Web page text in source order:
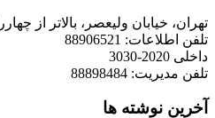
تهران، خیابان ولیعصر، بالاتر از
تلفن اطلاعات: 88906521
داخلی 2020-3030
تلفن مدیریت: 88898484
آخرین نوشته ها